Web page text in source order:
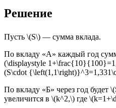
Решение
Пусть \(S\) — сумма вклада.
По вкладу «А» каждый год
(\displaystyle
(S\cdot
По вкладу «Б» через год будет
увеличится в \(k^2,\) где